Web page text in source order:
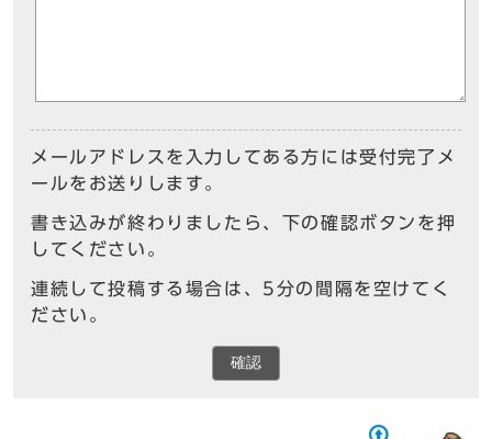
メールアドレスを入力してある方には受付完了メ
ールをお送りします。
書き込みが終わりましたら、下の確認ボタンを押
してください。
連続して投稿する場合は、5分の間隔を空けてく
ださい。
確認